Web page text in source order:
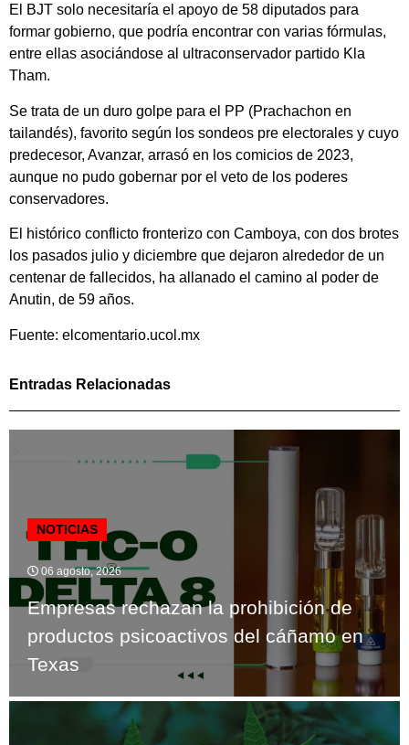
El BJT solo necesitaría el apoyo de 58 diputados para
formar gobierno, que podría encontrar con varias fórmulas,
entre ellas asociándose al ultraconservador partido Kla
Tham.
Se trata de un duro golpe para el PP (Prachachon en
tailandés), favorito según los sondeos pre electorales y cuyo
predecesor, Avanzar, arrasó en los comicios de 2023,
aunque no pudo gobernar por el veto de los poderes
conservadores.
El histórico conflicto fronterizo con Camboya, con dos brotes
los pasados julio y diciembre que dejaron alrededor de un
centenar de fallecidos, ha allanado el camino al poder de
Anutin, de 59 años.
Fuente: elcomentario.ucol.mx
Entradas Relacionadas
NOTICIAS
06 agosto, 2026
Empresas rechazan la prohibición de
productos psicoactivos del cáñamo en
Texas